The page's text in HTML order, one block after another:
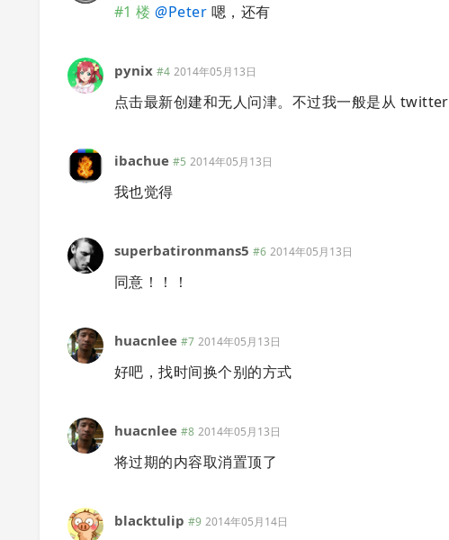
#1 楼 @Peter 嗯，还有
pynix #4 2014年05月13日
点击最新创建和无人问津。不过我一般是从 twitter
ibachue #5 2014年05月13日
我也觉得
superbatironmans5 #6 2014年05月13日
同意！！！
huacnlee #7 2014年05月13日
好吧，找时间换个别的方式
huacnlee #8 2014年05月13日
将过期的内容取消置顶了
blacktulip #9 2014年05月14日